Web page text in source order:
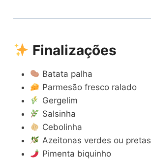
Finalizações
Batata palha
Parmesão fresco ralado
Gergelim
Salsinha
Cebolinha
Azeitonas verdes ou pretas
Pimenta biquinho